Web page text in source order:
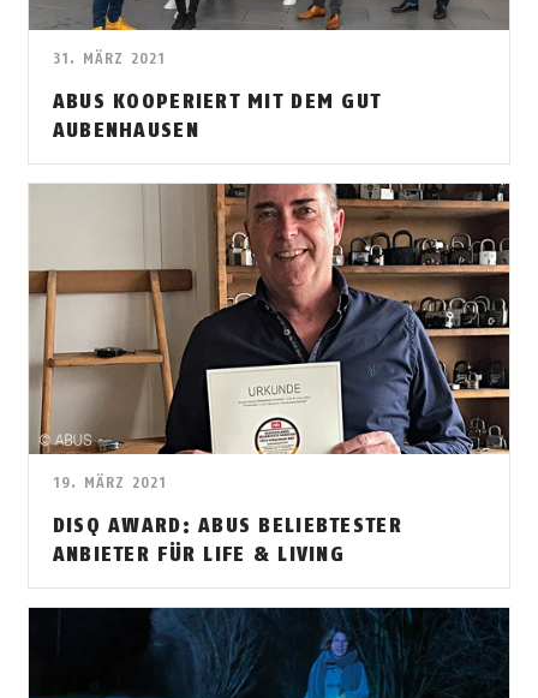
31. MÄRZ 2021
ABUS KOOPERIERT MIT DEM GUT
AUBENHAUSEN
19. MÄRZ 2021
DISQ AWARD: ABUS BELIEBTESTER
ANBIETER FÜR LIFE & LIVING